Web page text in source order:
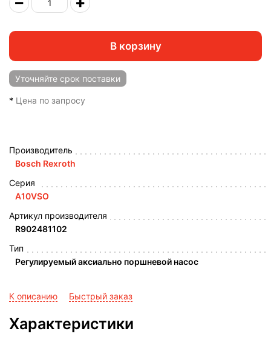
В корзину
Уточняйте срок поставки
* Цена по запросу
Производитель
Bosch Rexroth
Серия
A10VSO
Артикул производителя
R902481102
Тип
Регулируемый аксиально поршневой насос
К описанию Быстрый заказ
Характеристики